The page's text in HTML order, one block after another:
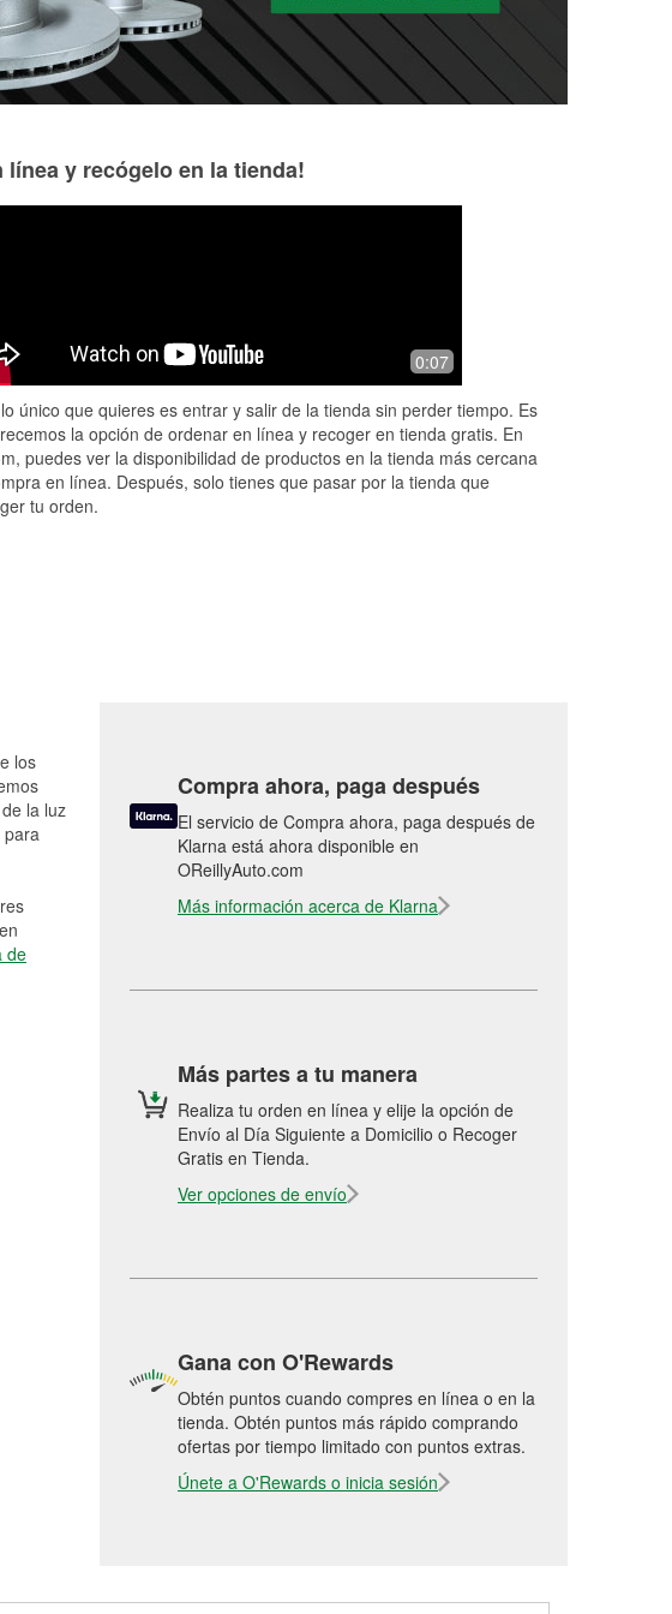
Alan was very
when I had
thoroughly and
Staff is friendly and knowledgeable.
Was able to correct issue competitor
línea y recógelo en la tienda!
0:07
único que quieres es entrar y salir de la tienda sin perder tiempo. Es
la opción de ordenar en línea y recoger en tienda gratis. En
puedes ver la disponibilidad de productos en la tienda más cercana
en línea. Después, solo tienes que pasar por la tienda que
tu orden.
los
la luz
para
de
Compra ahora, paga después
El servicio de Compra ahora, paga después de
Klarna está ahora disponible en
OReillyAuto.com
Más información acerca de Klarna
Más partes a tu manera
Realiza tu orden en línea y elije la opción de
Envío al Día Siguiente a Domicilio o Recoger
Gratis en Tienda.
Ver opciones de envío
Gana con O'Rewards
Obtén puntos cuando compres en línea o en la
tienda. Obtén puntos más rápido comprando
ofertas por tiempo limitado con puntos extras.
Únete a O'Rewards o inicia sesión